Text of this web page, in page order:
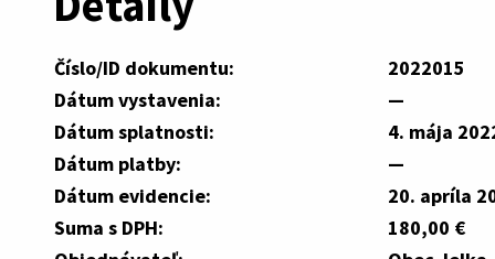
Číslo/ID dokumentu:
2022015
Dátum vystavenia:
—
Dátum splatnosti:
4. mája
Dátum platby:
—
Dátum evidencie:
20. apríla
Suma s DPH:
180,00 €